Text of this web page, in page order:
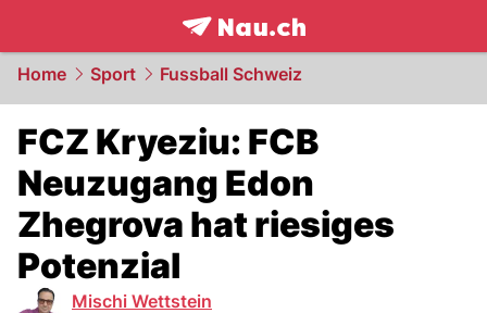
frontpage.NAU.ch
Home Sport Fussball Schweiz
FCZ Kryeziu: FCB
Neuzugang Edon
Zhegrova hat riesiges
Potenzial
Mischi Wettstein